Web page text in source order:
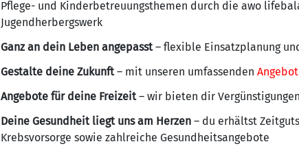
Pflege- und Kinderbetreuungsthemen durch die awo
Jugendherbergswerk
Ganz an dein Leben angepasst– flexible Einsatzplanung
Gestalte deine Zukunft– mit unseren umfassenden
Angebote für deine Freizeit– wir bieten dir
Deine Gesundheit liegt uns am Herzen – du erhältst
Krebsvorsorge sowie zahlreiche Gesundheitsangebote